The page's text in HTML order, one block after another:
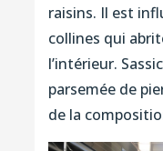
raisins. Il est
collines qui
l’intérieur.
parsemée de
de la